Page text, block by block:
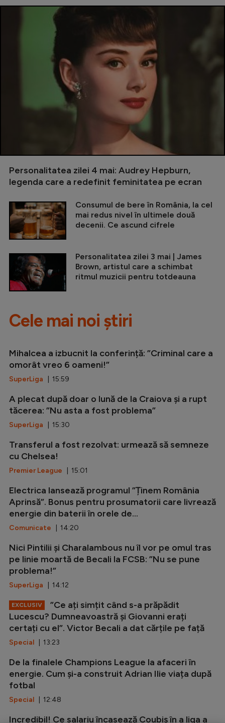
Personalitatea zilei 4 mai: Audrey Hepburn,
legenda care a redefinit feminitatea pe ecran
Consumul de bere în România, la cel
mai redus nivel în ultimele două
decenii. Ce ascund cifrele
Personalitatea zilei 3 mai | James
Brown, artistul care a schimbat
ritmul muzicii pentru totdeauna
Cele mai noi știri
Mihalcea a izbucnit la conferință: ”Criminal care a
omorât vreo 6 oameni!”
SuperLiga | 15:59
A plecat după doar o lună de la Craiova și a rupt
tăcerea: ”Nu asta a fost problema”
SuperLiga | 15:30
Transferul a fost rezolvat: urmează să semneze
cu Chelsea!
Premier League | 15:01
Electrica lansează programul ”Ținem România
Aprinsă”. Bonus pentru prosumatorii care livrează
energie din baterii în orele de...
Comunicate | 14:20
Nici Pintilii și Charalambous nu îl vor pe omul tras
pe linie moartă de Becali la FCSB: ”Nu se pune
problema!”
SuperLiga | 14:12
EXCLUSIV
”Ce ați simțit când s-a prăpădit
Lucescu? Dumneavoastră și Giovanni erați
certați cu el”. Victor Becali a dat cărțile pe față
Special | 13:23
De la finalele Champions League la afaceri în
energie. Cum și-a construit Adrian Ilie viața după
fotbal
Special | 12:48
Incredibil! Ce salariu încasează Coubiș în a liga a